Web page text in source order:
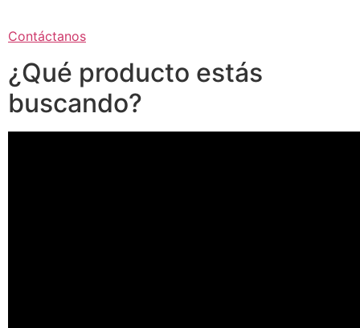
Contáctanos
¿Qué producto estás
buscando?